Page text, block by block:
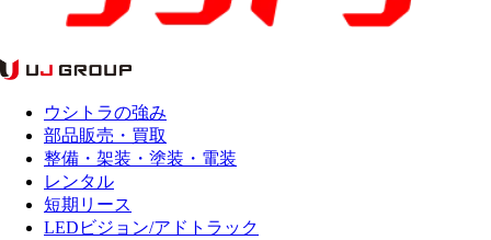
ウシトラの強み
部品販売・買取
整備・架装・塗装・電装
レンタル
短期リース
LEDビジョン/アドトラック